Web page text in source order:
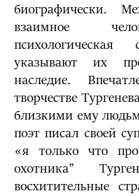
биографически.
взаимное
указывают их
наследие.
творчестве
близкими ему
поэт писал своей
«я только что
охотника”
восхитительные